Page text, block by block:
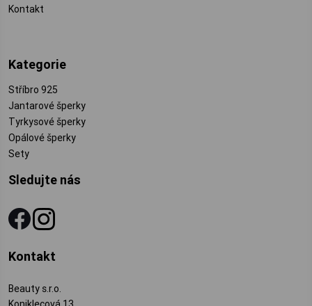
Kontakt
Kategorie
Stříbro 925
Jantarové šperky
Tyrkysové šperky
Opálové šperky
Sety
Sledujte nás
Kontakt
Beauty s.r.o.